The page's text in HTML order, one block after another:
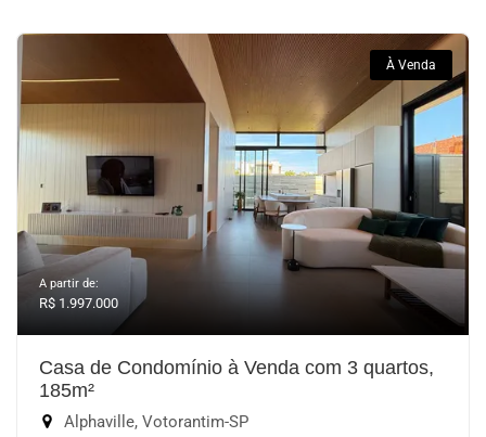
À Venda
A partir de:
R$ 1.997.000
Casa de Condomínio à Venda com 3 quartos,
185m²
Alphaville, Votorantim-SP